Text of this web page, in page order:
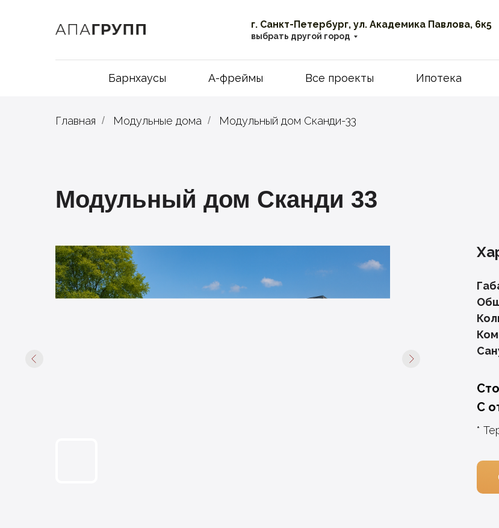
г. Санкт-Петербург, ул. Академика Павлова, 6к5
выбрать другой город
Барнхаусы А-фреймы Все проекты Ипотека
Главная / Модульные дома / Модульный дом Сканди-33
С
*
Модульный дом Сканди 33